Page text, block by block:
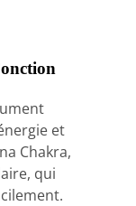
et
Chakra,
qui